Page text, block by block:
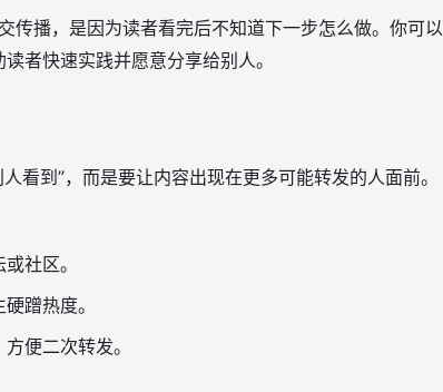
传播，是因为读者看完后不知道下一步怎么做。你可以
者快速实践并愿意分享给别人。
看到”，而是要让内容出现在更多可能转发的人面前。
社区。
蹭热度。
便二次转发。